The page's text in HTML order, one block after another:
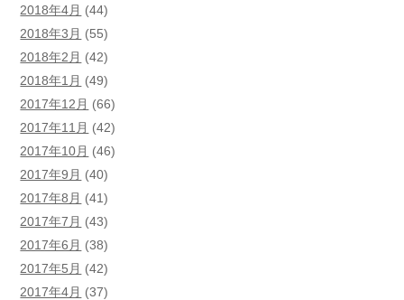
2018年4月 (44)
2018年3月 (55)
2018年2月 (42)
2018年1月 (49)
2017年12月 (66)
2017年11月 (42)
2017年10月 (46)
2017年9月 (40)
2017年8月 (41)
2017年7月 (43)
2017年6月 (38)
2017年5月 (42)
2017年4月 (37)